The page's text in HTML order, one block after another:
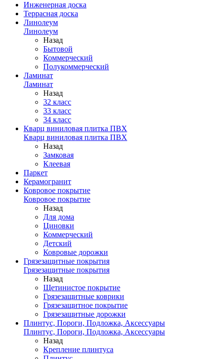
Инженерная доска
Террасная доска
Линолеум
Линолеум
Назад
Бытовой
Коммерческий
Полукоммерческий
Ламинат
Ламинат
Назад
32 класс
33 класс
34 класс
Кварц виниловая плитка ПВХ
Кварц виниловая плитка ПВХ
Назад
Замковая
Клеевая
Паркет
Керамогранит
Ковровое покрытие
Ковровое покрытие
Назад
Для дома
Циновки
Коммерческий
Детский
Ковровые дорожки
Грязезащитные покрытия
Грязезащитные покрытия
Назад
Щетинистое покрытие
Грязезащитные коврики
Грязезащитное покрытие
Грязезащитные дорожки
Плинтус, Пороги, Подложка, Аксессуары
Плинтус, Пороги, Подложка, Аксессуары
Назад
Крепление плинтуса